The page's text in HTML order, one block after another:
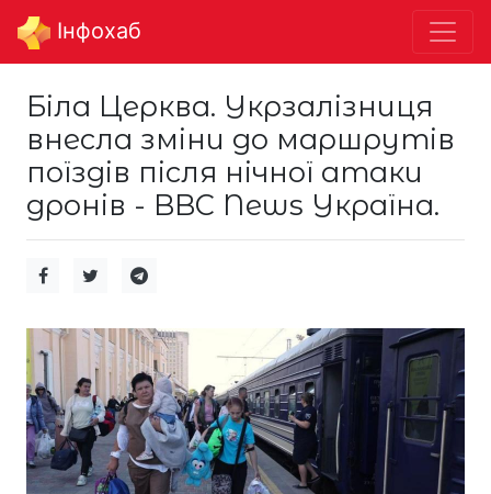
Інфохаб
Біла Церква. Укрзалізниця
внесла зміни до маршрутів
поїздів після нічної атаки
дронів - BBC News Україна.